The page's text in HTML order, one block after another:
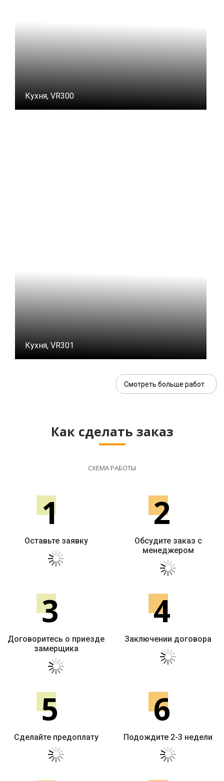
Кухня, VR300
Кухня, VR301
Смотреть больше работ
Как сделать заказ
СХЕМА РАБОТЫ
1
Оставьте заявку
2
Обсудите заказ с
менеджером
3
Договоритесь о приезде
замерщика
4
Заключении договора
5
Сделайте предоплату
6
Подождите 2-3 недели